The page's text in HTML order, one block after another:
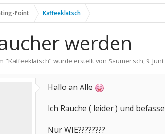
Point Kaffeeklatsch
werden
"Kaffeeklatsch" wurde erstellt von Saumensch, 9.
Hallo an Alle
Ich Rauche ( leider ) und
Nur WIE????????